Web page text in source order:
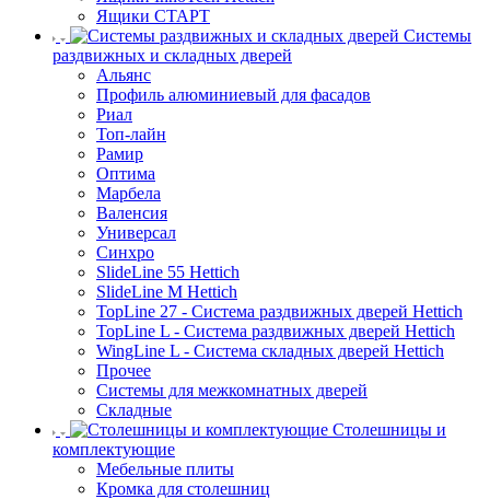
Ящики СТАРТ
Системы
раздвижных и складных дверей
Альянс
Профиль алюминиевый для фасадов
Риал
Топ-лайн
Рамир
Оптима
Марбела
Валенсия
Универсал
Синхро
SlideLine 55 Hettich
SlideLine M Hettich
TopLine 27 - Система раздвижных дверей Hettich
TopLine L - Система раздвижных дверей Hettich
WingLine L - Система складных дверей Hettich
Прочее
Системы для межкомнатных дверей
Складные
Столешницы и
комплектующие
Мебельные плиты
Кромка для столешниц